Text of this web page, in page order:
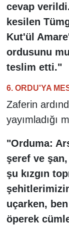
cevap
kesilen
Kut'ül
ordusunu
teslim etti."
6. ORDU'YA
Zaferin
yayımladığı
"Orduma:
şeref ve
şu kızgın
uçarken,
öperek